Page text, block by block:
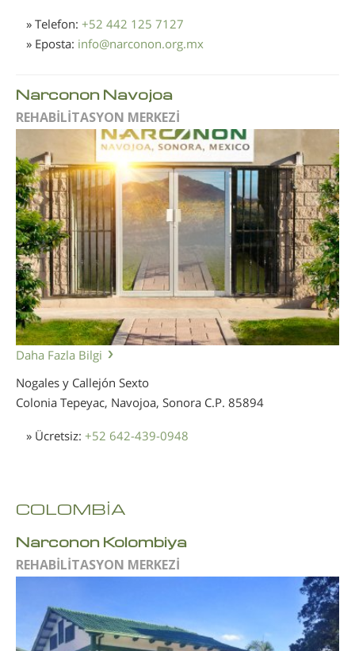
» Telefon: +52 442 125 7127
» Eposta: info@narconon.org.mx
Narconon Navojoa
REHABİLİTASYON MERKEZİ
Daha Fazla Bilgi
Nogales y Callejón Sexto
Colonia Tepeyac, Navojoa, Sonora C.P. 85894
» Ücretsiz: +52 642-439-0948
COLOMBİA
Narconon Kolombiya
REHABİLİTASYON MERKEZİ